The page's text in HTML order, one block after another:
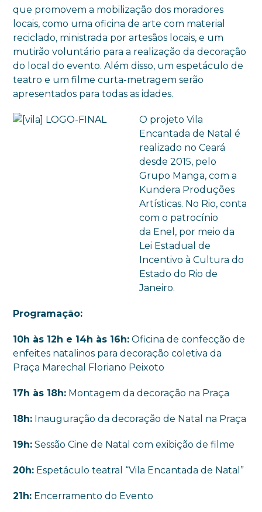
que promovem a mobilização dos moradores
locais, como uma oficina de arte com material
reciclado, ministrada por artesãos locais, e um
mutirão voluntário para a realização da decoração
do local do evento. Além disso, um espetáculo de
teatro e um filme curta-metragem serão
apresentados para todas as idades.
O projeto Vila
Encantada de Natal é
realizado no Ceará
desde 2015, pelo
Grupo Manga, com a
Kundera Produções
Artísticas. No Rio, conta
com o patrocínio
da Enel, por meio da
Lei Estadual de
Incentivo à Cultura do
Estado do Rio de
Janeiro.
Programação:
10h às 12h e 14h às 16h: Oficina de confecção de
enfeites natalinos para decoração coletiva da
Praça Marechal Floriano Peixoto
17h às 18h: Montagem da decoração na Praça
18h: Inauguração da decoração de Natal na Praça
19h: Sessão Cine de Natal com exibição de filme
20h: Espetáculo teatral “Vila Encantada de Natal”
21h: Encerramento do Evento